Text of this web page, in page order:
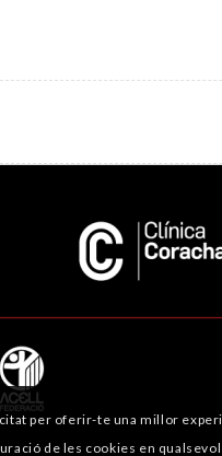
per oferir-te una millor
de les cookies en